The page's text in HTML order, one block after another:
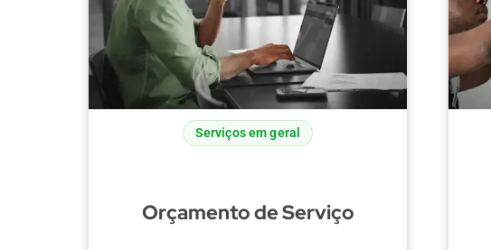
Serviços em geral
Orçamento de Serviço